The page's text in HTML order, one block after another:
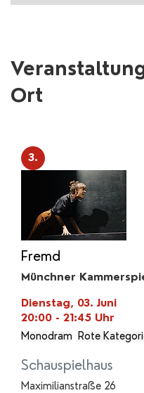
Ort
3.
Fremd
Münchner
Dienstag, 03. Juni
20:00 - 21:45 Uhr
Monodram
Rote
Schauspielhaus
Maximilianstraße 26